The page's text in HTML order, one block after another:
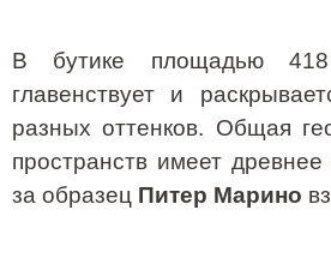
В бутике площадью
главенствует и
разных оттенков. Общая
пространств имеет
за образец Питер Марино